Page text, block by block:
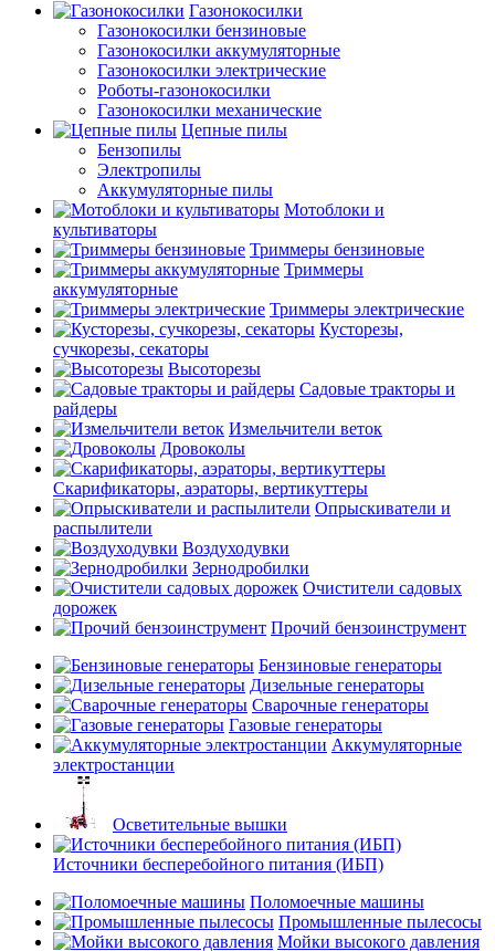
Газонокосилки
Газонокосилки бензиновые
Газонокосилки аккумуляторные
Газонокосилки электрические
Роботы-газонокосилки
Газонокосилки механические
Цепные пилы
Бензопилы
Электропилы
Аккумуляторные пилы
Мотоблоки и
культиваторы
Триммеры бензиновые
Триммеры
аккумуляторные
Триммеры электрические
Кусторезы,
сучкорезы, секаторы
Высоторезы
Садовые тракторы и
райдеры
Измельчители веток
Дровоколы
Скарификаторы, аэраторы, вертикуттеры
Опрыскиватели и
распылители
Воздуходувки
Зернодробилки
Очистители садовых
дорожек
Прочий бензоинструмент
Бензиновые генераторы
Дизельные генераторы
Сварочные генераторы
Газовые генераторы
Аккумуляторные
электростанции
Осветительные вышки
Источники бесперебойного питания (ИБП)
Поломоечные машины
Промышленные пылесосы
Мойки высокого давления